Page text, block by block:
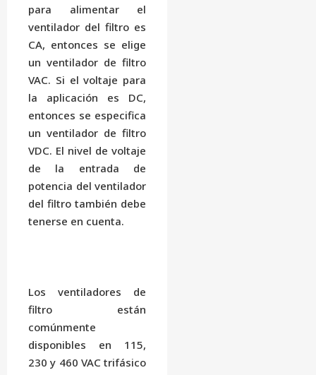
para alimentar el
ventilador del filtro es
CA, entonces se elige
un ventilador de filtro
VAC. Si el voltaje para
la aplicación es DC,
entonces se especifica
un ventilador de filtro
VDC. El nivel de voltaje
de la entrada de
potencia del ventilador
del filtro también debe
tenerse en cuenta.
Los ventiladores de
filtro están
comúnmente
disponibles en 115,
230 y 460 VAC trifásico